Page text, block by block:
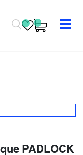
PADLOCK